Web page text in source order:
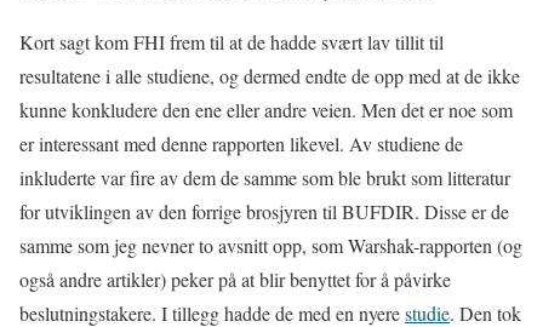
Kort sagt kom FHI frem til at de hadde svært lav tillit til
resultatene i alle studiene, og dermed endte de opp med at de ikke
kunne konkludere den ene eller andre veien. Men det er noe som
er interessant med denne rapporten likevel. Av studiene de
inkluderte var fire av dem de samme som ble brukt som litteratur
for utviklingen av den forrige brosjyren til BUFDIR. Disse er de
samme som jeg nevner to avsnitt opp, som Warshak-rapporten (og
også andre artikler) peker på at blir benyttet for å påvirke
beslutningstakere. I tillegg hadde de med en nyerestudie. Den tok